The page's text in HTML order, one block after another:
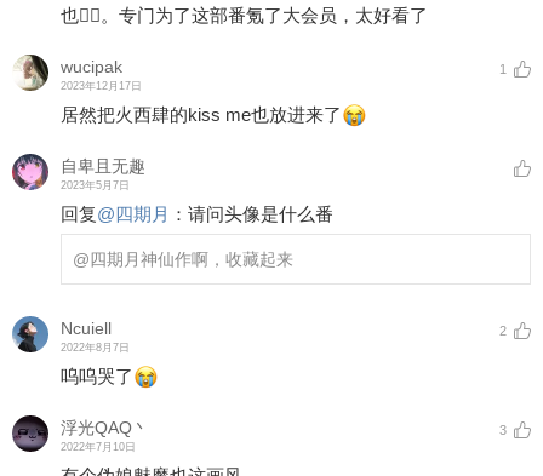
也👍🏻。专门为了这部番氪了大会员，太好看了
wucipak
2023年12月17日
1
居然把火西肆的kiss me也放进来了
自卑且无趣
2023年5月7日
回复@四期月 ： 请问头像是什么番
@四期月神仙作啊，收藏起来
Ncuiell
2022年8月7日
2
呜呜哭了
浮光QAQ丶
2022年7月10日
3